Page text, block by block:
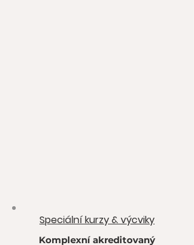
Speciální kurzy & výcviky
Komplexní akreditovaný